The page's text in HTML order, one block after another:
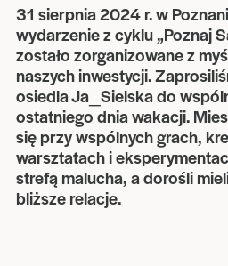
31 sierpnia 2024 r. w
wydarzenie z cyklu „Poznaj
zostało zorganizowane z
naszych inwestycji.
osiedla Ja_Sielska do
ostatniego dnia wakacji.
się przy wspólnych grach,
warsztatach i
strefą malucha, a dorośli
bliższe relacje.